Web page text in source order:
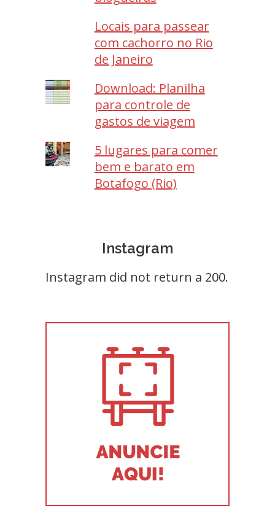
Locais para passear
com cachorro no Rio
de Janeiro
Download: Planilha
para controle de
gastos de viagem
5 lugares para comer
bem e barato em
Botafogo (Rio)
Instagram
Instagram did not return a 200.